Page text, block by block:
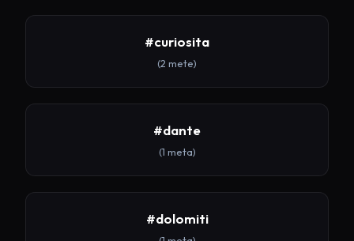
#curiosita
(2 mete)
#dante
(1 meta)
#dolomiti